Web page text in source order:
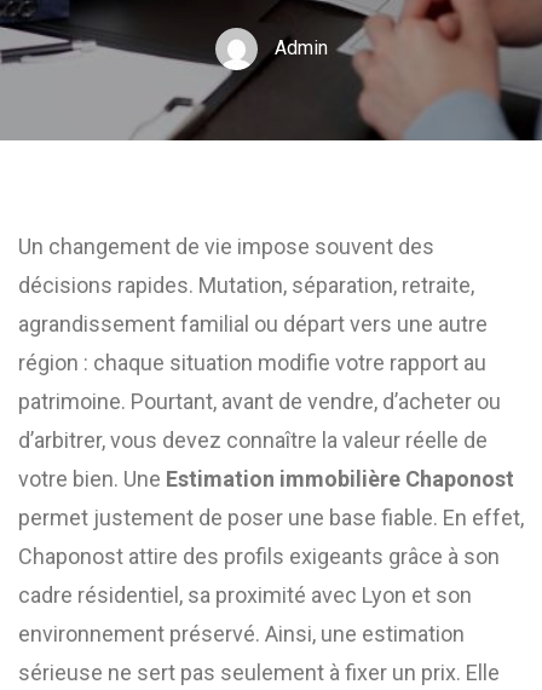
Admin
Un changement de vie impose souvent des
décisions rapides. Mutation, séparation, retraite,
agrandissement familial ou départ vers une autre
région : chaque situation modifie votre rapport au
patrimoine. Pourtant, avant de vendre, d’acheter ou
d’arbitrer, vous devez connaître la valeur réelle de
votre bien. Une Estimation immobilière Chaponost
permet justement de poser une base fiable. En effet,
Chaponost attire des profils exigeants grâce à son
cadre résidentiel, sa proximité avec Lyon et son
environnement préservé. Ainsi, une estimation
sérieuse ne sert pas seulement à fixer un prix. Elle